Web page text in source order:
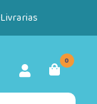
Livrarias
0